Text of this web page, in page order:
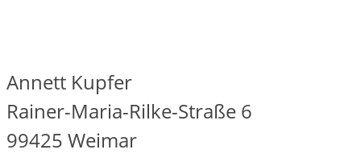
Annett Kupfer
Rainer-Maria-Rilke-Straße 6
99425 Weimar